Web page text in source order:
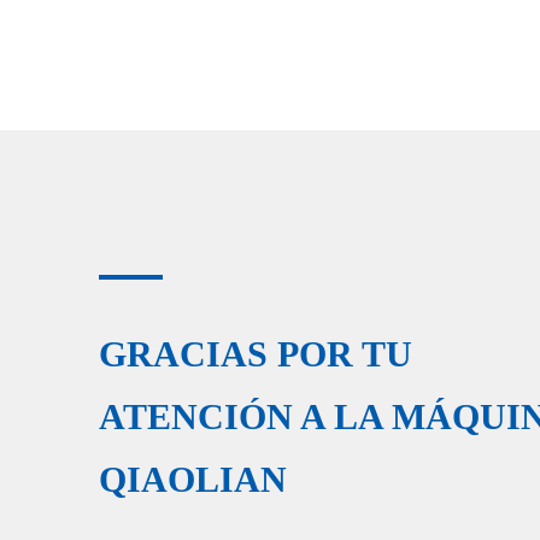
GRACIAS POR TU
ATENCIÓN A LA
QIAOLIAN